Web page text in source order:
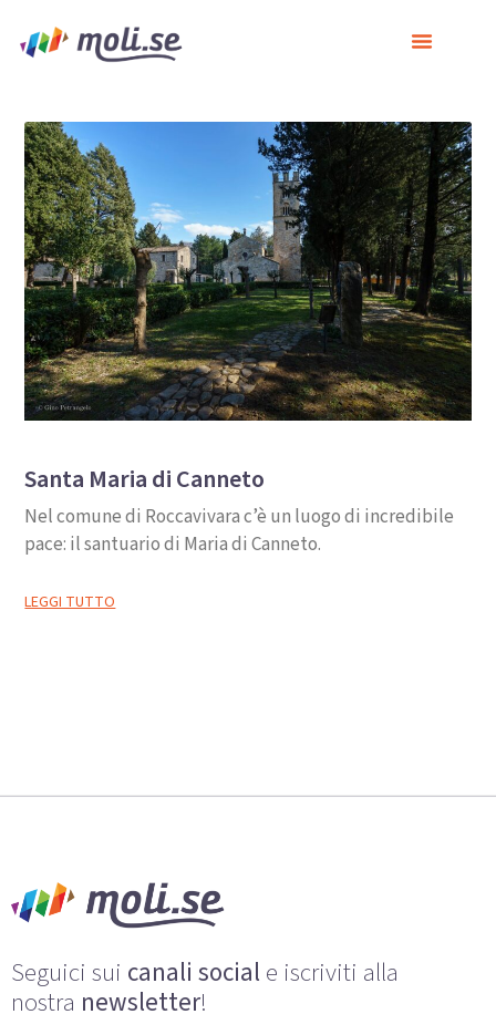
Santa Maria di Canneto
Nel comune di Roccavivara c’è un luogo di incredibile
pace: il santuario di Maria di Canneto.
LEGGI TUTTO
Seguici sui canali social e iscriviti alla
nostra newsletter!